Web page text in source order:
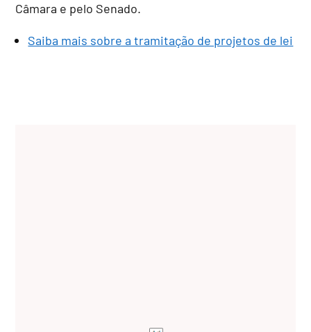
Câmara e pelo Senado.
Saiba mais sobre a tramitação de projetos de lei